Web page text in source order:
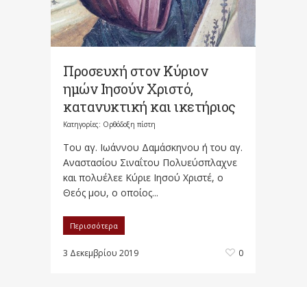
Προσευχή στον Κύριον
ημών Ιησούν Χριστό,
κατανυκτική και ικετήριος
Κατηγορίες: Ορθόδοξη πίστη
Tου αγ. Ιωάννου Δαμάσκηνου ή του αγ.
Αναστασίου Σιναΐτου Πολυεύσπλαχνε
και πολυέλεε Κύριε Ιησού Χριστέ, ο
Θεός μου, ο οποίος...
Περισσότερα
3 Δεκεμβρίου 2019 0